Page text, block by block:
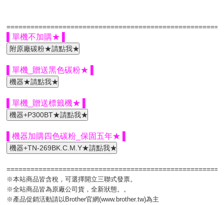
=====================================================
▌單機不加購★ ▌
▌單機_贈送黑色碳粉★ ▌
▌單機_贈送標籤機★ ▌
▌機器加購四色碳粉_保固五年★ ▌
=====================================================
※本站商品皆含稅，可選擇開立三聯式發票。
※全站商品皆為原廠公司貨，全新狀態。。
※產品促銷活動請以Brother官網(www.brother.tw)為主